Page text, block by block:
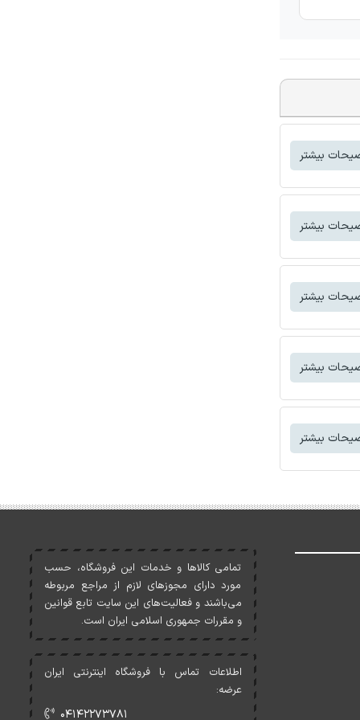
بیشتر
بیشتر
بیشتر
بیشتر
بیشتر
تمامی کالاها و خدمات اين فروشگاه، حسب
مورد دارای مجوزهای لازم از مراجع مربوطه
می‌باشند و فعاليت‌های اين سايت تابع قوانين
و مقررات جمهوری اسلامی ايران است.
اطلاعات تماس با فروشگاه اینترنتی ایران
عرضه:
۰۴۱۴۲۲۷۳۷۸۱